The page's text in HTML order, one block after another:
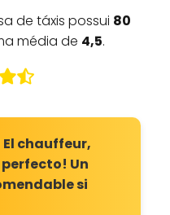
de táxis possui 80
média de 4,5.
chauffeur,
Un
si